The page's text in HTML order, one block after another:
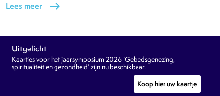
Lees meer east
Uitgelicht
Kaartjes voor het jaarsymposium 2026 ‘Gebedsgenezing,
spiritualiteit en gezondheid’ zijn nu beschikbaar.
Koop hier uw kaartje